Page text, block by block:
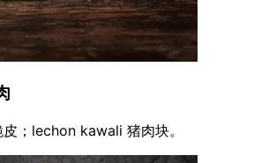
；lechon kawali 猪肉块。